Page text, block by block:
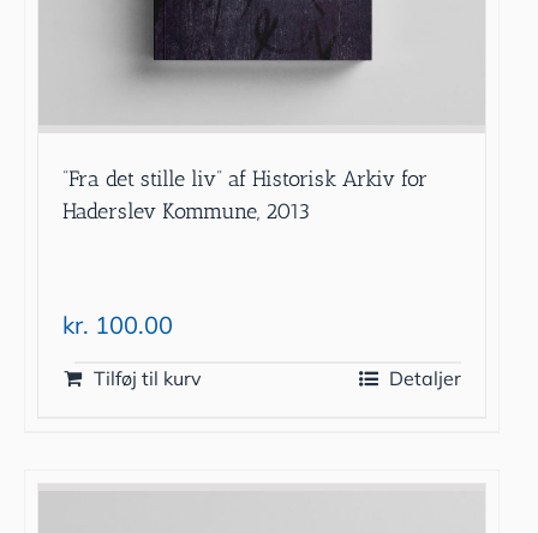
”Fra det stille liv” af Historisk Arkiv for
Haderslev Kommune, 2013
kr. 100.00
Tilføj til kurv Detaljer